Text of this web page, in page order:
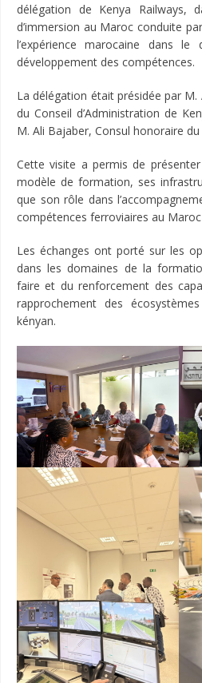
délégation de Kenya Railways,
d’immersion au Maroc conduite
l’expérience marocaine dans
développement des compétences.
La délégation était présidée par
du Conseil d’Administration de
M. Ali Bajaber, Consul honoraire
Cette visite a permis de
modèle de formation, ses
que son rôle dans
compétences ferroviaires au Maroc
Les échanges ont porté sur les
dans les domaines de la
faire et du renforcement des
rapprochement des
kényan.